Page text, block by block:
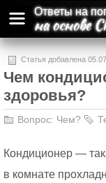
Ответы на
на основе
Статья добавлена
Чем
здоровья?
Вопрос: Чем?
Кондиционер —
в комнате